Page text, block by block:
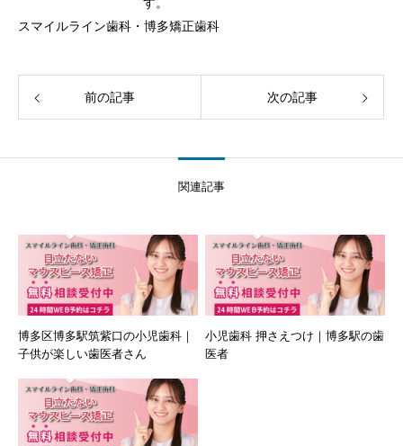
スマイルライン歯科・博多矯正歯科
前の記事 次の記事
関連記事
博多区博多駅筑紫口の小児歯科｜
子供が楽しい歯医者さん
小児歯科 押さえつけ｜博多駅の歯
医者